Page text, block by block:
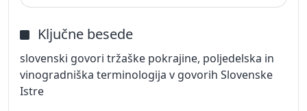
Ključne besede
slovenski govori tržaške pokrajine, poljedelska in
vinogradniška terminologija v govorih Slovenske
Istre